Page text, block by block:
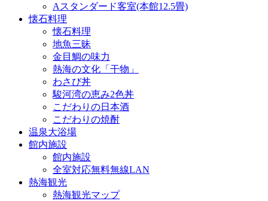
Aスタンダード客室(本館12.5畳)
懐石料理
懐石料理
地魚三昧
金目鯛の味力
熱海の文化「干物」
わさび丼
駿河湾の恵み2色丼
こだわりの日本酒
こだわりの焼酎
温泉大浴場
館内施設
館内施設
全室対応無料無線LAN
熱海観光
熱海観光マップ